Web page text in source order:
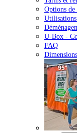
Options
U-Box -
FAQ